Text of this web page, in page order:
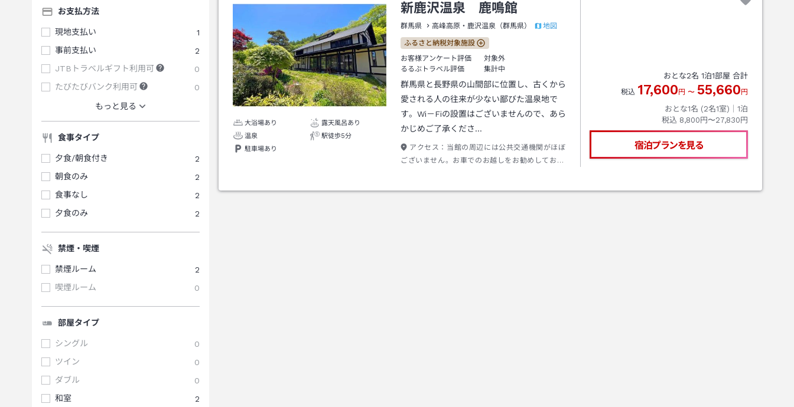
お支払方法
現地支払い
1
事前支払い
2
JTBトラベルギフト利用可
0
たびたびバンク利用可
0
もっと見る
食事タイプ
夕食/朝食付き
2
朝食のみ
2
食事なし
2
夕食のみ
2
禁煙・喫煙
禁煙ルーム
2
喫煙ルーム
0
部屋タイプ
シングル
0
ツイン
0
ダブル
0
和室
2
大浴場あり
露天風呂あり
温泉
駅徒歩5分
駐車場あり
新鹿沢温泉 鹿鳴館
群馬県 高峰高原・鹿沢温泉（群馬県） 地図
ふるさと納税対象施設
お客様アンケート評価
対象外
るるぶトラベル評価
集計中
群馬県と長野県の山間部に位置し、古くから
愛される人の往来が少ない鄙びた温泉地で
す。Wi－Fiの設置はございませんので、あら
かじめご了承くださ…
アクセス： 当館の周辺には公共交通機関がほぼ
ございません。お車でのお越しをお勧めしており
おとな2名 1泊1部屋 合計
税込 17,600 円 〜 55,660 円
おとな1名 (2名1室)｜ 1泊
税込 8,800円〜27,830円
宿泊プランを見る